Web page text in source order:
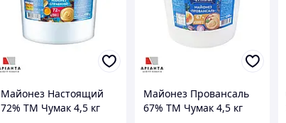
Майонез Настоящий
72% ТМ Чумак 4,5 кг
Майонез Провансаль
67% ТМ Чумак 4,5 кг